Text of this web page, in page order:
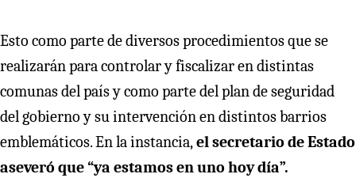
Esto como parte de diversos procedimientos que se
realizarán para controlar y fiscalizar en distintas
comunas del país y como parte del plan de seguridad
del gobierno y su intervención en distintos barrios
emblemáticos. En la instancia,el secretario de Estado
aseveró que “ya estamos en uno hoy día”.